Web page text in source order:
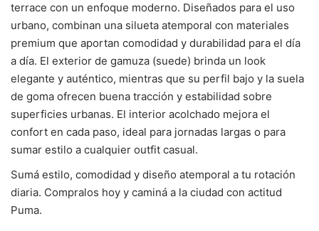
terrace con un enfoque moderno. Diseñados para el uso
urbano, combinan una silueta atemporal con materiales
premium que aportan comodidad y durabilidad para el día
a día. El exterior de gamuza (suede) brinda un look
elegante y auténtico, mientras que su perfil bajo y la suela
de goma ofrecen buena tracción y estabilidad sobre
superficies urbanas. El interior acolchado mejora el
confort en cada paso, ideal para jornadas largas o para
sumar estilo a cualquier outfit casual.
Sumá estilo, comodidad y diseño atemporal a tu rotación
diaria. Compralos hoy y caminá a la ciudad con actitud
Puma.